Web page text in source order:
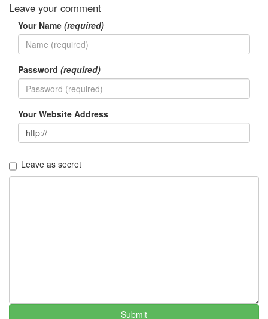
Leave your comment
Your Name (required)
Password (required)
Your Website Address
Leave as secret
Submit
정
관
이
야
기
63
IT
관
련
이
기
70
거